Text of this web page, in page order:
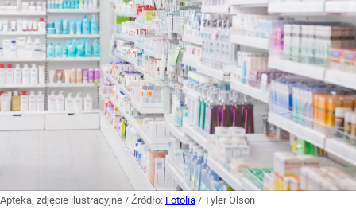
Apteka, zdjęcie ilustracyjne / Źródło: Fotolia / Tyler Olson